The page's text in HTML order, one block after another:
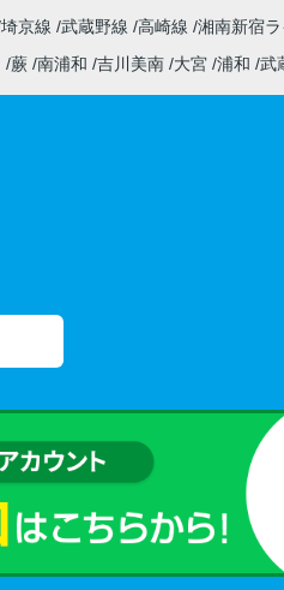
埼京線 武蔵野線 高崎線 湘南新宿
蕨 南浦和 吉川美南 大宮 浦和 武